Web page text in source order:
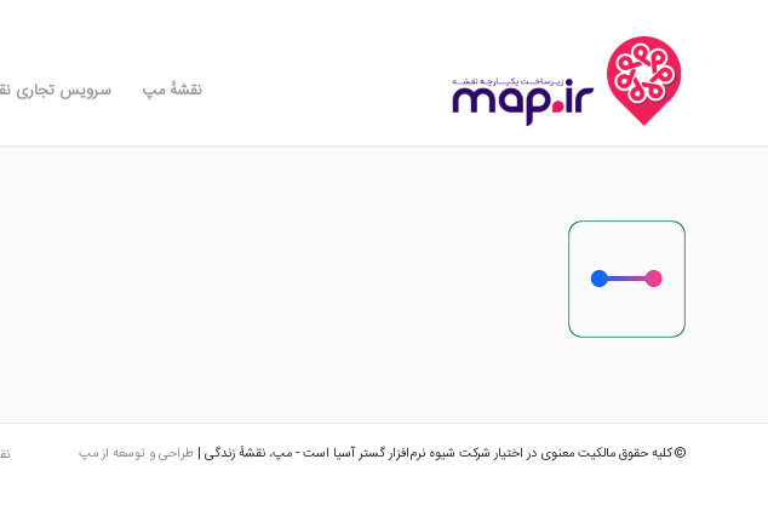
نقشه‌ٔ مپ سرویس تجاری
© کلیه حقوق مالکیت معنوی در اختیار شرکت شیوه نرم‌افزار گستر آسیا است - مپ، نقشهٔ زندگی | طراحی و توسعه از مپ